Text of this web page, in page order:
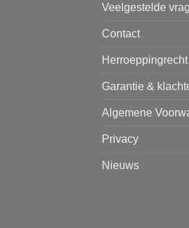
Veelgestelde
Contact
Herroeppingrecht
Garantie &
Algemene
Privacy
Nieuws